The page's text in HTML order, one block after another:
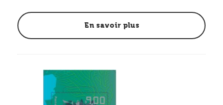
En savoir plus